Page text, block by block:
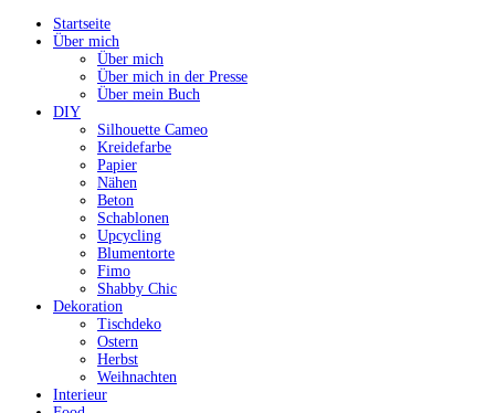
Startseite
Über mich
Über mich
Über mich in der Presse
Über mein Buch
DIY
Silhouette Cameo
Kreidefarbe
Papier
Nähen
Beton
Schablonen
Upcycling
Blumentorte
Fimo
Shabby Chic
Dekoration
Tischdeko
Ostern
Herbst
Weihnachten
Interieur